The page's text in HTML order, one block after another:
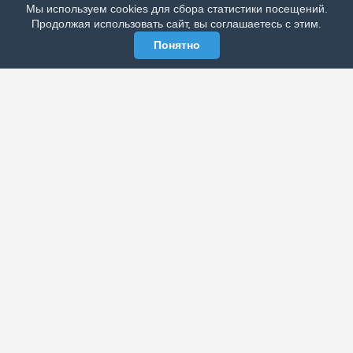
МЫ В СОЦСЕТЯХ
Мы используем cookies для сбора статистики посещений.
Продолжая использовать сайт, вы соглашаетесь с этим.
Понятно